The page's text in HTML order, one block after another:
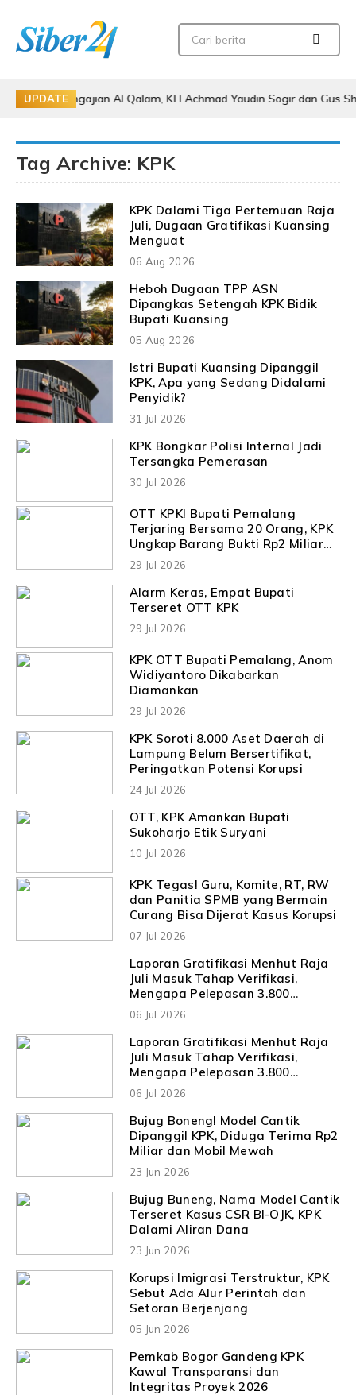
UPDATEAl Qalam, KH Achmad Yaudin Sogir dan Gus Sholeh Beri
Tag Archive: KPK
KPK Dalami Tiga Pertemuan Raja
Juli, Dugaan Gratifikasi Kuansing
Menguat
06 Aug 2026
Heboh Dugaan TPP ASN
Dipangkas Setengah KPK Bidik
Bupati Kuansing
05 Aug 2026
Istri Bupati Kuansing Dipanggil
KPK, Apa yang Sedang Didalami
Penyidik?
31 Jul 2026
KPK Bongkar Polisi Internal Jadi
Tersangka Pemerasan
30 Jul 2026
OTT KPK! Bupati Pemalang
Terjaring Bersama 20 Orang, KPK
Ungkap Barang Bukti Rp2 Miliar
kepada Siber24jam.com dan
Liputan08.com
29 Jul 2026
Alarm Keras, Empat Bupati
Terseret OTT KPK
29 Jul 2026
KPK OTT Bupati Pemalang, Anom
Widiyantoro Dikabarkan
Diamankan
29 Jul 2026
KPK Soroti 8.000 Aset Daerah di
Lampung Belum Bersertifikat,
Peringatkan Potensi Korupsi
24 Jul 2026
OTT, KPK Amankan Bupati
Sukoharjo Etik Suryani
10 Jul 2026
KPK Tegas! Guru, Komite, RT, RW
dan Panitia SPMB yang Bermain
Curang Bisa Dijerat Kasus Korupsi
07 Jul 2026
Laporan Gratifikasi Menhut Raja
Juli Masuk Tahap Verifikasi,
Mengapa Pelepasan 3.800
Hektare Hutan Ikut Disorot KPK?
06 Jul 2026
Laporan Gratifikasi Menhut Raja
Juli Masuk Tahap Verifikasi,
Mengapa Pelepasan 3.800
Hektare Hutan Ikut Disorot KPK?
06 Jul 2026
Bujug Boneng! Model Cantik
Dipanggil KPK, Diduga Terima Rp2
Miliar dan Mobil Mewah
23 Jun 2026
Bujug Buneng, Nama Model Cantik
Terseret Kasus CSR BI-OJK, KPK
Dalami Aliran Dana
23 Jun 2026
Korupsi Imigrasi Terstruktur, KPK
Sebut Ada Alur Perintah dan
Setoran Berjenjang
05 Jun 2026
Pemkab Bogor Gandeng KPK
Kawal Transparansi dan
Integritas Proyek 2026